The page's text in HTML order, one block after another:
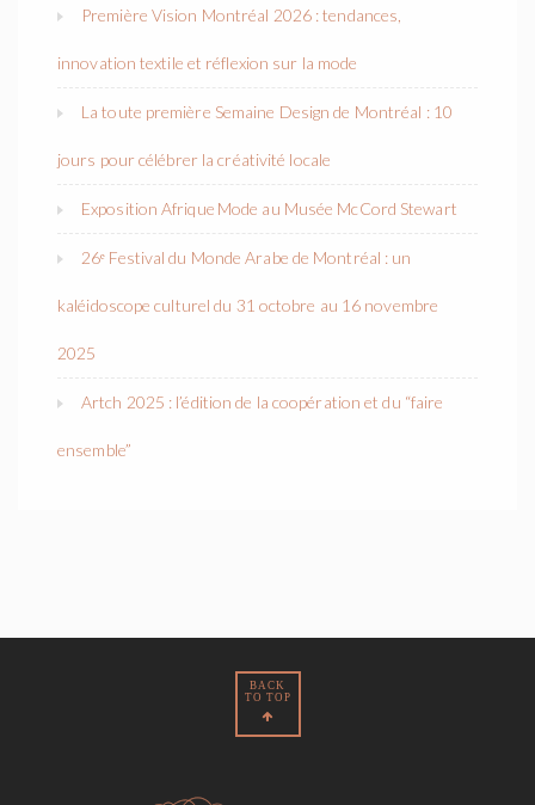
Première Vision Montréal 2026 : tendances,
innovation textile et réflexion sur la mode
La toute première Semaine Design de Montréal : 10
jours pour célébrer la créativité locale
Exposition Afrique Mode au Musée McCord Stewart
26ᵉ Festival du Monde Arabe de Montréal : un
kaléidoscope culturel du 31 octobre au 16 novembre
2025
Artch 2025 : l’édition de la coopération et du “faire
ensemble”
BACK
TO TOP